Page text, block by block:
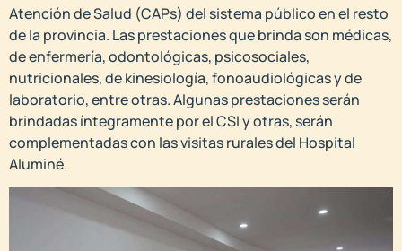
Atención de Salud (CAPs) del sistema público en el resto
de la provincia. Las prestaciones que brinda son médicas,
de enfermería, odontológicas, psicosociales,
nutricionales, de kinesiología, fonoaudiológicas y de
laboratorio, entre otras. Algunas prestaciones serán
brindadas íntegramente por el CSI y otras, serán
complementadas con las visitas rurales del Hospital
Aluminé.